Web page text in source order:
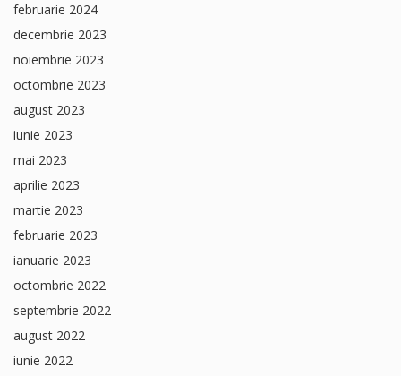
februarie 2024
decembrie 2023
noiembrie 2023
octombrie 2023
august 2023
iunie 2023
mai 2023
aprilie 2023
martie 2023
februarie 2023
ianuarie 2023
octombrie 2022
septembrie 2022
august 2022
iunie 2022